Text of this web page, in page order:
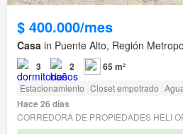
$ 400.000/mes
Casa in Puente Alto, Región
3 2 65 m²
Estacionamiento Closet empotrado
Hace 26 días
CORREDORA DE PROPIEDADES HELI